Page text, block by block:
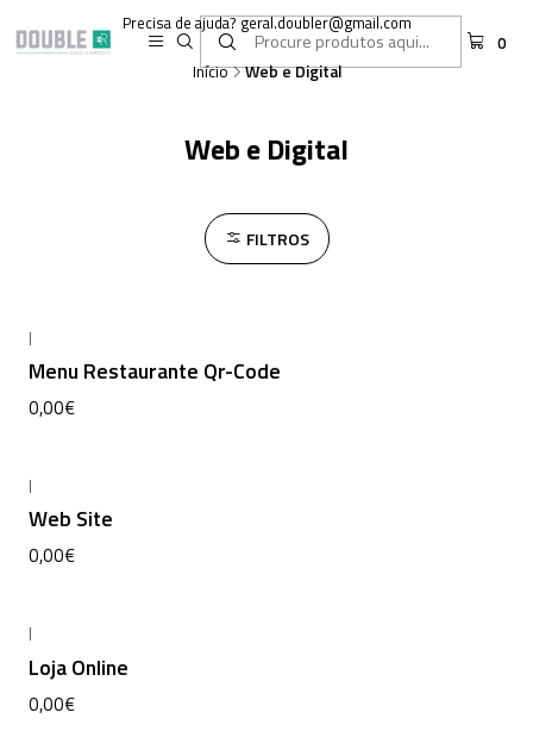
0
Precisa de ajuda? geral.doubler@gmail.com
Início Web e Digital
Web e Digital
FILTROS
|
Menu Restaurante Qr-Code
0,00€
|
Web Site
0,00€
|
Loja Online
0,00€